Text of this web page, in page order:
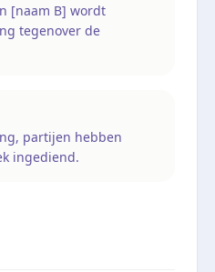
[naam B] wordt
tegenover de
partijen hebben
ingediend.